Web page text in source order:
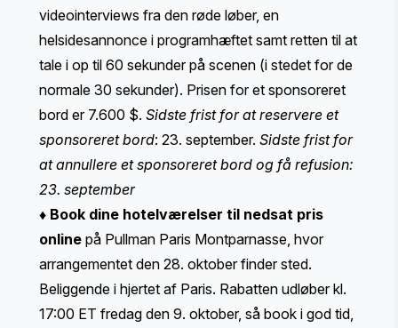
videointerviews fra den røde løber, en
helsidesannonce i programhæftet samt retten til at
tale i op til 60 sekunder på scenen (i stedet for de
normale 30 sekunder). Prisen for et sponsoreret
bord er 7.600 $. Sidste frist for at reservere et
sponsoreret bord: 23. september. Sidste frist for
at annullere et sponsoreret bord og få refusion:
23. september
♦ Book dine hotelværelser til nedsat pris
online på Pullman Paris Montparnasse, hvor
arrangementet den 28. oktober finder sted.
Beliggende i hjertet af Paris. Rabatten udløber kl.
17:00 ET fredag den 9. oktober, så book i god tid,